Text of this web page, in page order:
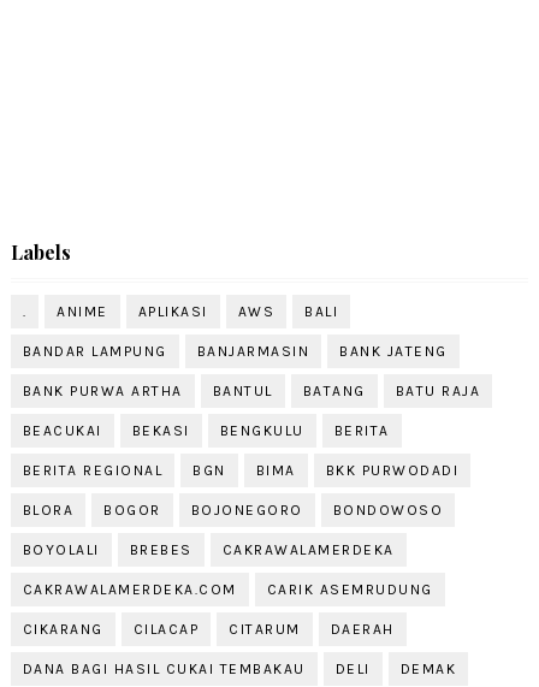
Labels
ANIME APLIKASI AWS BALI
BANDAR LAMPUNG BANJARMASIN BANK JATENG
BANK PURWA ARTHA BANTUL BATANG BATU RAJA
BEACUKAI BEKASI BENGKULU BERITA
BERITA REGIONAL BGN BIMA BKK PURWODADI
BLORA BOGOR BOJONEGORO BONDOWOSO
BOYOLALI BREBES CAKRAWALAMERDEKA
CAKRAWALAMERDEKA.COM CARIK ASEMRUDUNG
CIKARANG CILACAP CITARUM DAERAH
DANA BAGI HASIL CUKAI TEMBAKAU DELI DEMAK